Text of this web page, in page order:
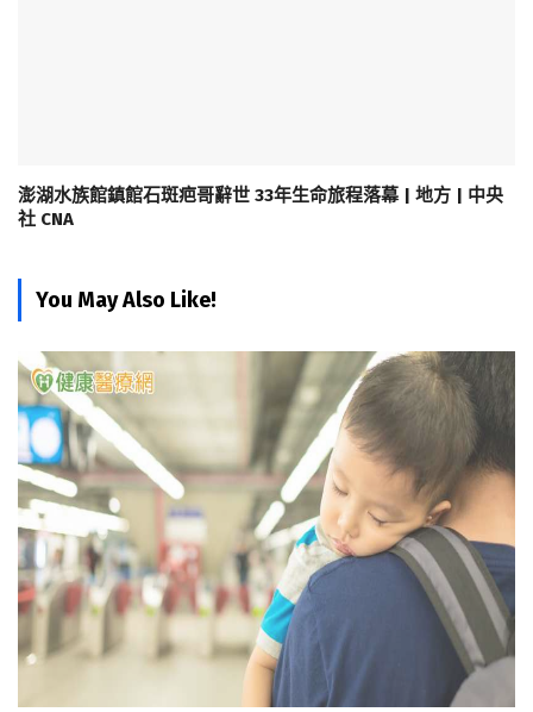
澎湖水族館鎮館石斑疤哥辭世 33年生命旅程落幕 | 地方 | 中央
社 CNA
You May Also Like!